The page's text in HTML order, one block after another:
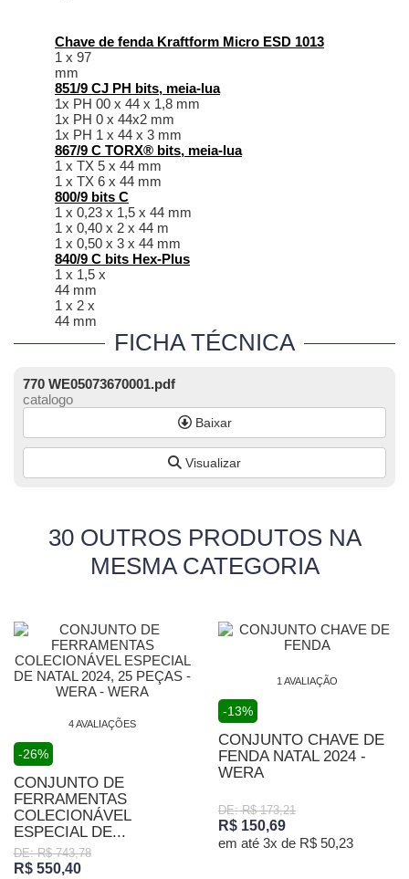
Chave de fenda Kraftform Micro ESD 1013
1 x 97
mm
851/9 CJ PH bits, meia-lua
1x PH 00 x 44 x 1,8 mm
1x PH 0 x 44x2 mm
1x PH 1 x 44 x 3 mm
867/9 C TORX® bits, meia-lua
1 x TX 5 x 44 mm
1 x TX 6 x 44 mm
800/9 bits C
1 x 0,23 x 1,5 x 44 mm
1 x 0,40 x 2 x 44 m
1 x 0,50 x 3 x 44 mm
840/9 C bits Hex-Plus
1 x 1,5 x
44 mm
1 x 2 x
44 mm
FICHA TÉCNICA
770 WE05073670001.pdf
catalogo
Baixar
Visualizar
30 OUTROS PRODUTOS NA
MESMA CATEGORIA
4 AVALIAÇÕES
-26%
CONJUNTO DE
FERRAMENTAS
COLECIONÁVEL
ESPECIAL DE...
DE: R$ 743,78
R$ 550,40
1 AVALIAÇÃO
-13%
CONJUNTO CHAVE DE
FENDA NATAL 2024 -
WERA
DE: R$ 173,21
R$ 150,69
em até 3x de R$ 50,23